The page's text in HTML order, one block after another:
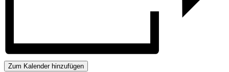
Zum Kalender hinzufügen